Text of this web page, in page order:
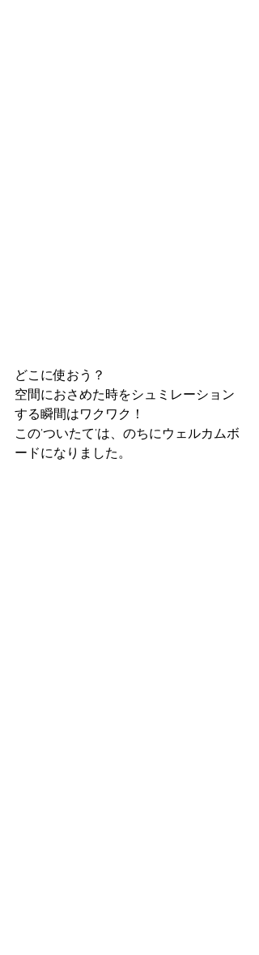
どこに使おう？
空間におさめた時をシュミレーション
する瞬間はワクワク！
この’ついたて’は、のちにウェルカムボ
ードになりました。